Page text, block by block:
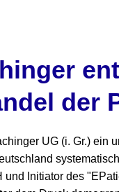
der
UG (i. Gr.) ein
Initiator des